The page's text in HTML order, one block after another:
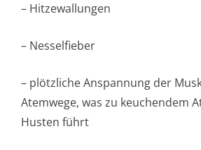
– Hitzewallungen
– Nesselfieber
– plötzliche Anspannung der
Atemwege, was zu keuchendem
Husten führt